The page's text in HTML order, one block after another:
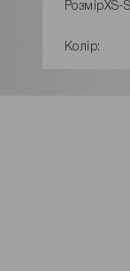
РозмірXS-S
Колір: